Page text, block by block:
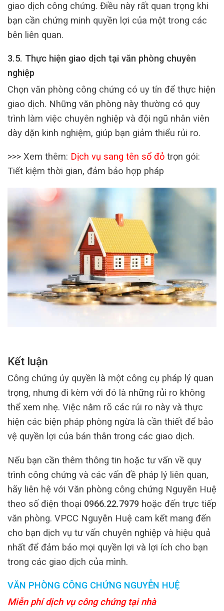
giao dịch công chứng. Điều này rất quan trọng khi
bạn cần chứng minh quyền lợi của một trong các
bên liên quan.
3.5. Thực hiện giao dịch tại văn phòng chuyên
nghiệp
Chọn văn phòng công chứng có uy tín để thực hiện
giao dịch. Những văn phòng này thường có quy
trình làm việc chuyên nghiệp và đội ngũ nhân viên
dày dặn kinh nghiệm, giúp bạn giảm thiểu rủi ro.
>>> Xem thêm: Dịch vụ sang tên sổ đỏ trọn gói:
Tiết kiệm thời gian, đảm bảo hợp pháp
Kết luận
Công chứng ủy quyền là một công cụ pháp lý quan
trọng, nhưng đi kèm với đó là những rủi ro không
thể xem nhẹ. Việc nắm rõ các rủi ro này và thực
hiện các biện pháp phòng ngừa là cần thiết để bảo
vệ quyền lợi của bản thân trong các giao dịch.
Nếu bạn cần thêm thông tin hoặc tư vấn về quy
trình công chứng và các vấn đề pháp lý liên quan,
hãy liên hệ với Văn phòng công chứng Nguyễn Huệ
theo số điện thoại 0966.22.7979 hoặc đến trực tiếp
văn phòng. VPCC Nguyễn Huệ cam kết mang đến
cho bạn dịch vụ tư vấn chuyên nghiệp và hiệu quả
nhất để đảm bảo mọi quyền lợi và lợi ích cho bạn
trong các giao dịch của mình.
VĂN PHÒNG CÔNG CHỨNG NGUYỄN HUỆ
Miễn phí dịch vụ công chứng tại nhà